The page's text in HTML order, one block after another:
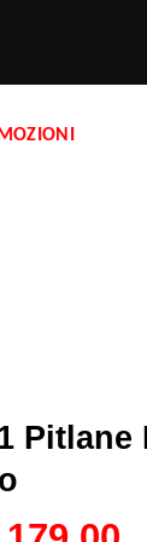
Pitlane